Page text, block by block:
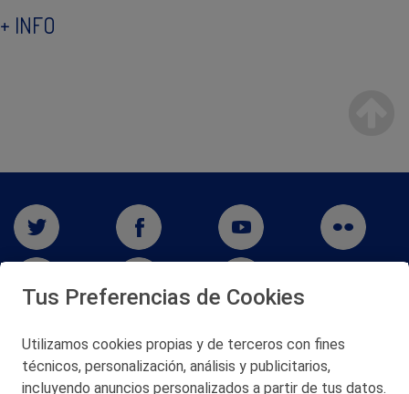
+ INFO
San Martín 5-Edificio Muñatones,
48550 Muskiz (Bizkaia)
Tus Preferencias de Cookies
Utilizamos cookies propias y de terceros con fines
técnicos, personalización, análisis y publicitarios,
incluyendo anuncios personalizados a partir de tus datos.